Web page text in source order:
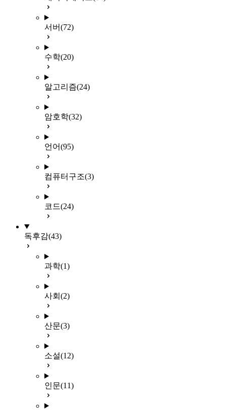
서버(72)
수학(20)
알고리즘(24)
암호학(32)
언어(95)
컴퓨터구조(3)
코드(24)
독후감(43)
과학(1)
사회 (2)
산문(3)
소설(12)
인문(11)